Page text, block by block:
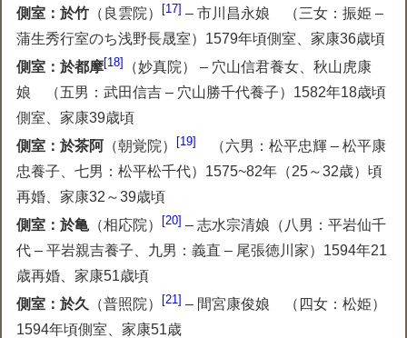
側室：於竹 （良雲院） 17 – 市川昌永娘 （三女：振姫 –
蒲生秀行室のち浅野長晟室）1579年頃側室、家康36歳頃
側室：於都摩 18
（妙真院） – 穴山信君養女、秋山虎康
娘 （五男：武田信吉 – 穴山勝千代養子）1582年18歳頃
側室、家康39歳頃
側室：於茶阿 （朝覚院） 19
（六男：松平忠輝 – 松平康
忠養子、七男：松平松千代）1575~82年（25～32歳）頃
再婚、家康32～39歳頃
側室：於亀 （相応院） 20 – 志水宗清娘（八男：平岩仙千
代 – 平岩親吉養子、九男：義直 – 尾張徳川家）1594年21
歳再婚、家康51歳頃
側室：於久
（普照院） 21 – 間宮康俊娘 （四女：松姫）
1594年頃側室、家康51歳